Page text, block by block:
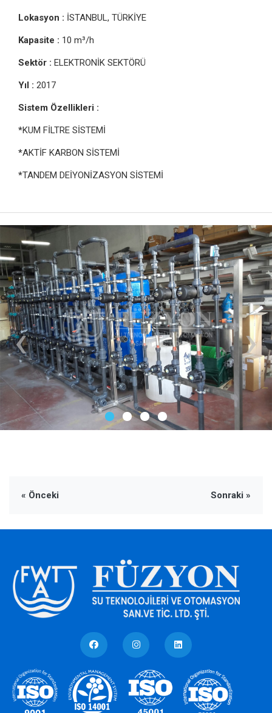
Lokasyon : İSTANBUL, TÜRKİYE
Kapasite : 10 m³/h
Sektör : ELEKTRONİK SEKTÖRÜ
Yıl : 2017
Sistem Özellikleri :
*KUM FİLTRE SİSTEMİ
*AKTİF KARBON SİSTEMİ
*TANDEM DEİYONİZASYON SİSTEMİ
‹ ›
« Önceki Sonraki »